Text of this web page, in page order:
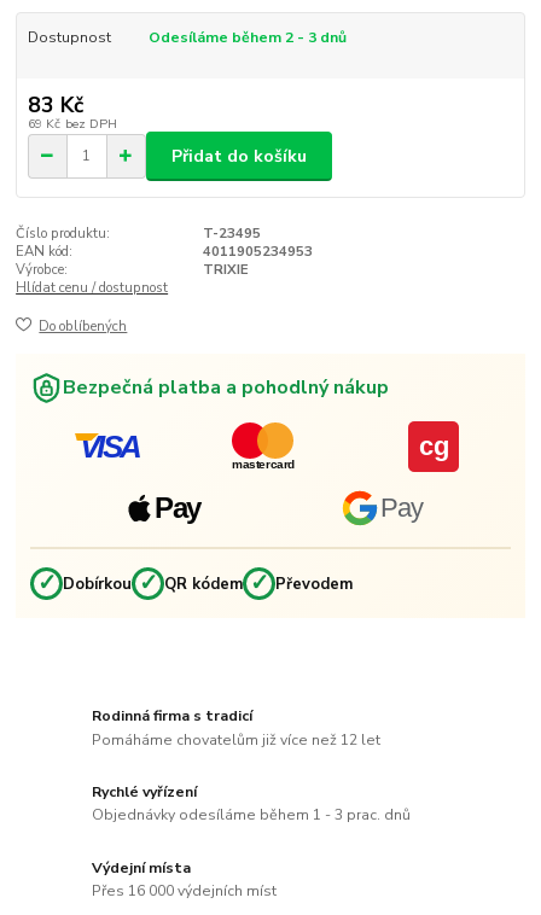
Dostupnost Odesíláme během 2 - 3 dnů
83 Kč
69 Kč bez DPH
Přidat do košíku
Číslo produktu:
T-23495
EAN kód:
4011905234953
Výrobce:
TRIXIE
Hlídat cenu / dostupnost
Do oblíbených
Bezpečná platba a pohodlný nákup
VISA mastercard
Pay Pay
cg
✓ Dobírkou ✓ QR kódem ✓ Převodem
Rodinná firma s tradicí
Pomáháme chovatelům již více než 12 let
Rychlé vyřízení
Objednávky odesíláme během 1 - 3 prac. dnů
Výdejní místa
Přes 16 000 výdejních míst